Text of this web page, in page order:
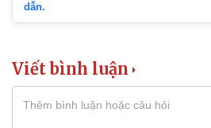
dẫn.
Viết bình luận